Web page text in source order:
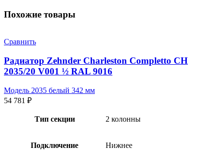
Похожие товары
Сравнить
Радиатор Zehnder Charleston Completto CH
2035/20 V001 ½ RAL 9016
Модель 2035 белый 342 мм
54 781 ₽
Тип секции 2 колонны
Подключение Нижнее